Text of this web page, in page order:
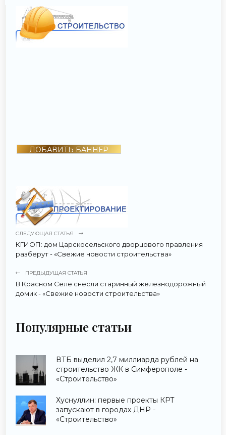
ДОБАВИТЬ БАННЕР
СЛЕДУЮЩАЯ СТАТЬЯ
КГИОП: дом Царскосельского дворцового правления
разберут - «Свежие новости строительства»
ПРЕДЫДУЩАЯ СТАТЬЯ
В Красном Селе снесли старинный железнодорожный
домик - «Свежие новости строительства»
Популярные статьи
ВТБ выделил 2,7 миллиарда рублей на
строительство ЖК в Симферополе -
«Строительство»
Хуснуллин: первые проекты КРТ
запускают в городах ДНР -
«Строительство»